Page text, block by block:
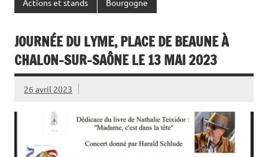
Actions et stands Bourgogne
JOURNÉE DU LYME, PLACE DE BEAUNE À
CHALON-SUR-SAÔNE LE 13 MAI 2023
26 avril 2023